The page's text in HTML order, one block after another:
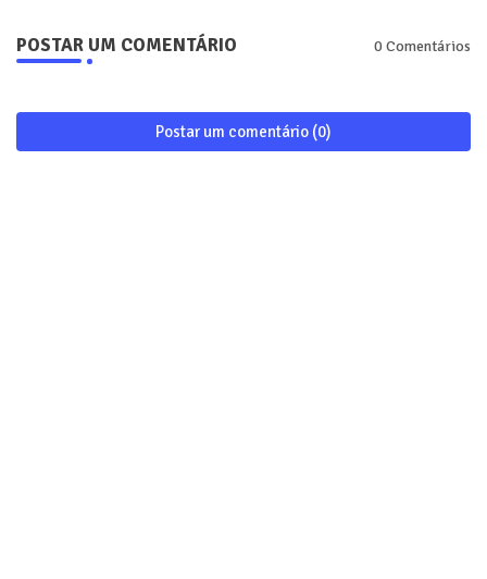
POSTAR UM COMENTÁRIO 0 Comentários
Postar um comentário (0)